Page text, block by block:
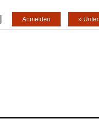
»
Anmelden